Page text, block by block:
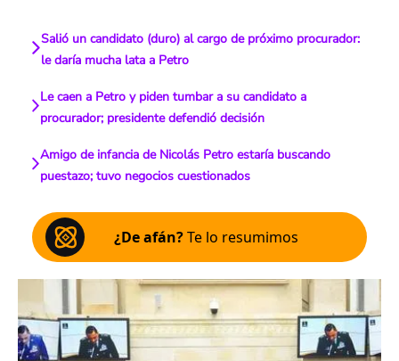
Salió un candidato (duro) al cargo de próximo procurador:
le daría mucha lata a Petro
Le caen a Petro y piden tumbar a su candidato a
procurador; presidente defendió decisión
Amigo de infancia de Nicolás Petro estaría buscando
puestazo; tuvo negocios cuestionados
¿De afán?Te lo resumimos